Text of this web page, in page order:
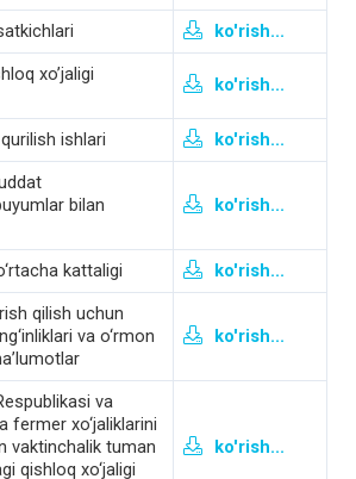
ko'rish...
xo’jaligi
ko'rish...
ishlari
ko'rish...
bilan
ko'rish...
kattaligi
ko'rish...
qilish uchun
va o‘rmon
ko'rish...
va
fermer xo‘jaliklarini
vaktinchalik tuman
qishloq xo‘jaligi
ko'rish...